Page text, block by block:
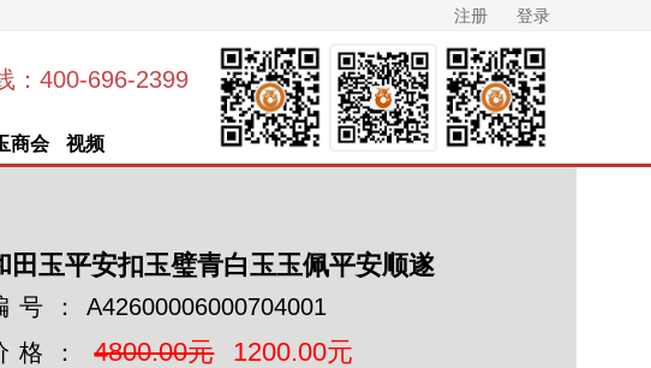
注册 登录
：400-696-2399
商会 视频
田玉平安扣玉璧青白玉玉佩平安顺遂
号：A42600006000704001
格：
4800.00元 1200.00元